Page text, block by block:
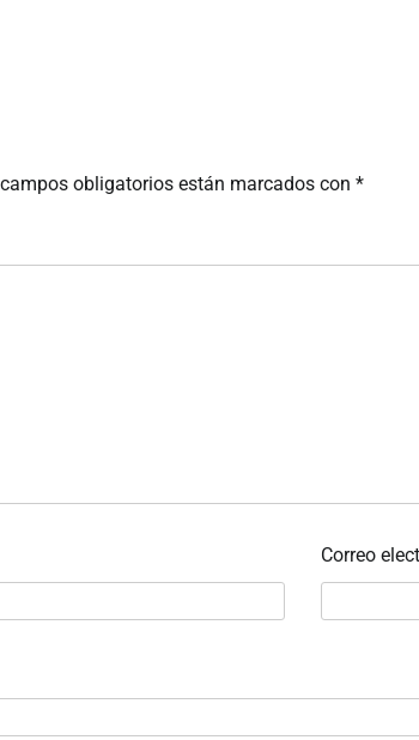
obligatorios están marcados con *
Correo